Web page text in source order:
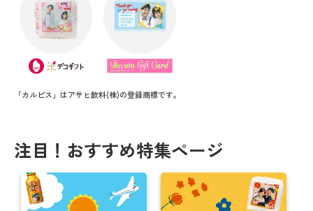
「カルピス」はアサヒ飲料(株)の登録商標です。
注目！おすすめ特集ページ